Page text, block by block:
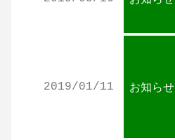
2019/01/11 お知らせ